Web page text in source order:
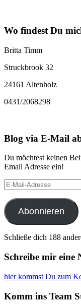
Wo findest Du
Britta Timm
Struckbrook 32
24161 Altenholz
0431/2068298
Blog via E-Mail
Du möchtest keinen
Email Adresse ein!
E-
Mail-
Adresse
Abonnieren
Schließe dich 188
Schreibe mir eine
hier kommst Du zum
Komm ins Team